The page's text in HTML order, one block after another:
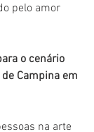
pelo amor
o cenário
Campina em
na arte